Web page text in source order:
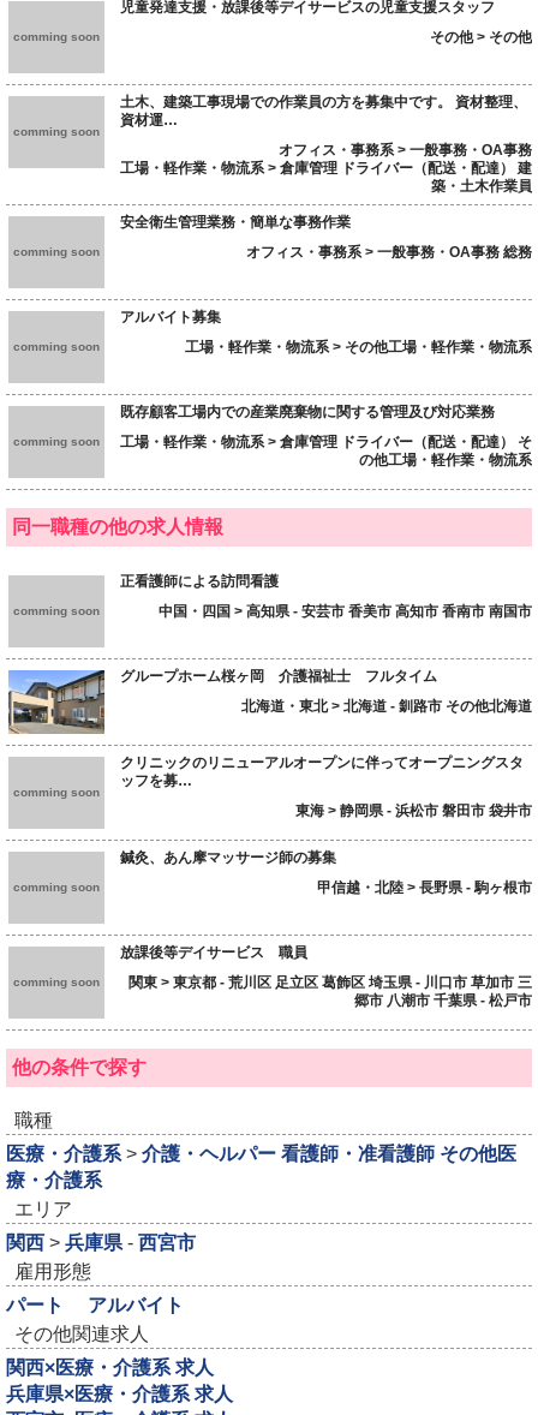
comming soon
児童発達支援・放課後等デイサービスの児童支援スタッフ
その他 > その他
comming soon
土木、建築工事現場での作業員の方を募集中です。 資材整理、
資材運…
オフィス・事務系 > 一般事務・OA事務
工場・軽作業・物流系 > 倉庫管理 ドライバー（配送・配達） 建
築・土木作業員
comming soon
安全衛生管理業務・簡単な事務作業
オフィス・事務系 > 一般事務・OA事務 総務
comming soon
アルバイト募集
工場・軽作業・物流系 > その他工場・軽作業・物流系
comming soon
既存顧客工場内での産業廃棄物に関する管理及び対応業務
工場・軽作業・物流系 > 倉庫管理 ドライバー（配送・配達） そ
の他工場・軽作業・物流系
同一職種の他の求人情報
comming soon
正看護師による訪問看護
中国・四国 > 高知県 - 安芸市 香美市 高知市 香南市 南国市
グループホーム桜ヶ岡 介護福祉士 フルタイム
北海道・東北 > 北海道 - 釧路市 その他北海道
comming soon
クリニックのリニューアルオープンに伴ってオープニングスタ
ッフを募…
東海 > 静岡県 - 浜松市 磐田市 袋井市
comming soon
鍼灸、あん摩マッサージ師の募集
甲信越・北陸 > 長野県 - 駒ヶ根市
comming soon
放課後等デイサービス 職員
関東 > 東京都 - 荒川区 足立区 葛飾区 埼玉県 - 川口市 草加市 三
郷市 八潮市 千葉県 - 松戸市
他の条件で探す
職種
医療・介護系 > 介護・ヘルパー 看護師・准看護師 その他医
療・介護系
エリア
関西 > 兵庫県 - 西宮市
雇用形態
パート
アルバイト
その他関連求人
関西×医療・介護系 求人
兵庫県×医療・介護系 求人